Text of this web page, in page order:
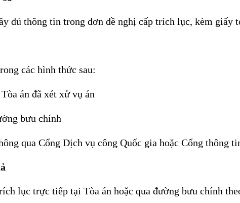
đủ thông tin trong đơn đề nghị cấp trích lục, kèm giấy
các hình thức sau:
án đã xét xử vụ án
bưu chính
qua Cổng Dịch vụ công Quốc gia hoặc Cổng thông
lục trực tiếp tại Tòa án hoặc qua đường bưu chính